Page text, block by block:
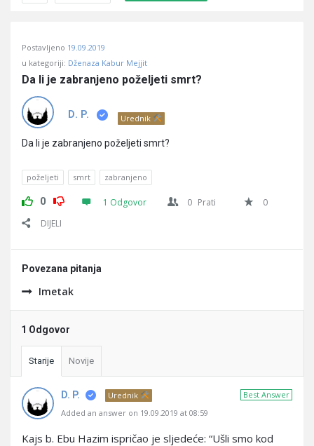
Učene
Latest
Pitanja
Postavljeno 19.09.2019
u kategoriji: Dženaza Kabur Mejjit
Da li je zabranjeno poželjeti smrt?
D. P. Urednik
Da li je zabranjeno poželjeti smrt?
poželjeti smrt zabranjeno
0 1 Odgovor 0 Prati
0
DIJELI
Povezana pitanja
Imetak
1 Odgovor
Starije Novije
Best Answer
D. P.
Urednik
Added an answer on 19.09.2019 at 08:59
Kajs b. Ebu Hazim ispričao je sljedeće: “Ušli smo kod